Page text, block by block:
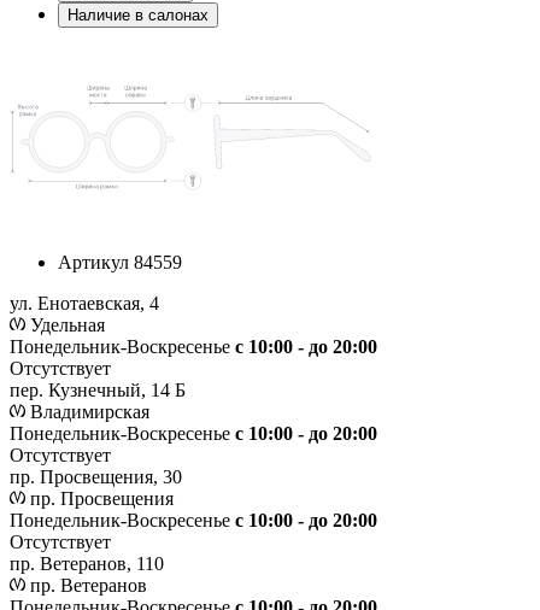
Наличие в салонах
Артикул 84559
ул. Енотаевская, 4
Удельная
Понедельник-Воскресенье с 10:00 - до 20:00
Отсутствует
пер. Кузнечный, 14 Б
Владимирская
Понедельник-Воскресенье с 10:00 - до 20:00
Отсутствует
пр. Просвещения, 30
пр. Просвещения
Понедельник-Воскресенье c 10:00 - до 20:00
Отсутствует
пр. Ветеранов, 110
пр. Ветеранов